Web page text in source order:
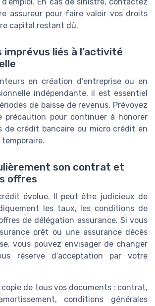
assureur pour faire valoir vos droits
capital restant dû.
liés à l’activité
en création d’entreprise ou en
indépendante, il est essentiel
de baisse de revenus. Prévoyez
précaution pour continuer à honorer
de crédit bancaire ou micro crédit en
son contrat et
offres
évolue. Il peut être judicieux de
les taux, les conditions de
de délégation assurance. Si vous
prêt ou une assurance décès
vous pouvez envisager de changer
réserve d’acceptation par votre
copie de tous vos documents : contrat,
conditions générales